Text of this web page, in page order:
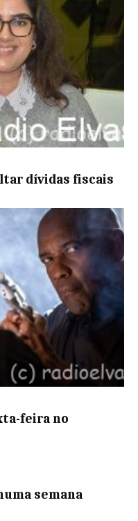
dívidas fiscais
feira no
semana